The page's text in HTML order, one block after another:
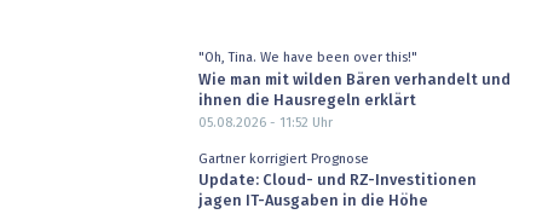
"Oh, Tina. We have been over this!"
Wie man mit wilden Bären verhandelt und
ihnen die Hausregeln erklärt
05.08.2026 - 11:52 Uhr
Gartner korrigiert Prognose
Update: Cloud- und RZ-Investitionen
jagen IT-Ausgaben in die Höhe